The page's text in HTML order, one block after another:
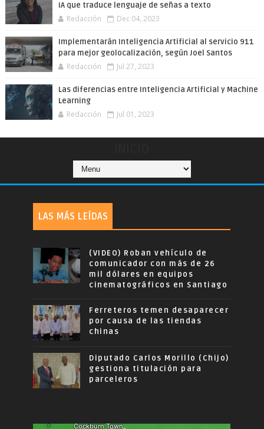
IA que traduce lenguaje de señas a texto
Redacción Dec 04, 2023
Implementarán Inteligencia Artificial al servicio 911
para mejor geolocalización, según Joel Santos
Redacción Jul 27, 2023
Las diferencias entre Inteligencia Artificial y Machine
Learning
Redacción Jul 01, 2023
LAS MÁS LEÍDAS
(VIDEO) Roban vehículo de
comunicador con más de 26
mil dólares en equipos
cinematográficos en Santiago
Ferreteros temen desaparecer
por causa de las tiendas
chinas
Diputado Carlos Morillo (Chijo)
gestiona titulación para
parceleros